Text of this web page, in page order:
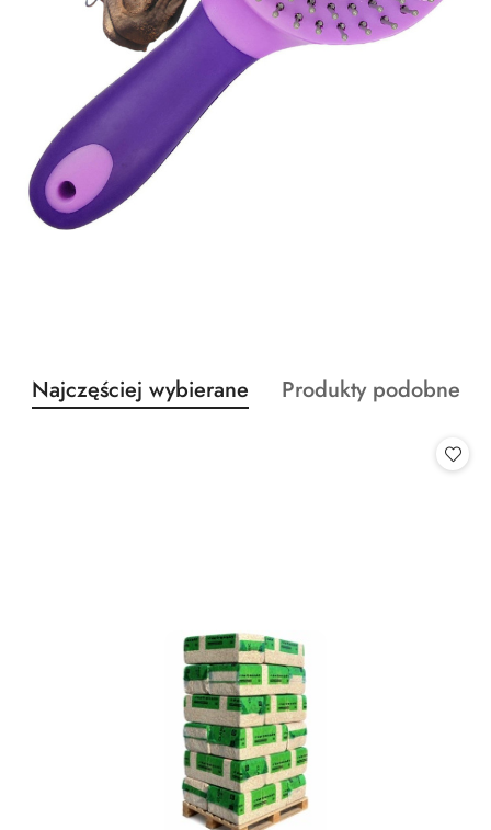
Pomiń karuzelę produktów
Produkty
o
Najczęściej wybierane
Produkty
Produkty podobne